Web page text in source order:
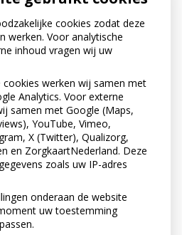
cookies zodat deze
werken. Voor analytische
inhoud vragen wij uw
cookies werken wij samen met
Analytics. Voor externe
samen met Google (Maps,
YouTube, Vimeo,
X (Twitter), Qualizorg,
en ZorgkaartNederland. Deze
zoals uw IP-adres
onderaan de website
uw toestemming